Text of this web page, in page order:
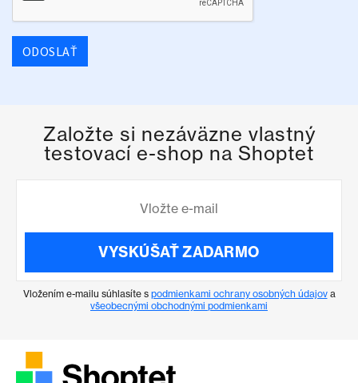
ODOSLAŤ
Založte si nezáväzne vlastný
testovací e-shop na Shoptet
VYSKÚŠAŤ ZADARMO
Vložením e-mailu súhlasíte s podmienkami ochrany osobných údajova
všeobecnými obchodnými podmienkami